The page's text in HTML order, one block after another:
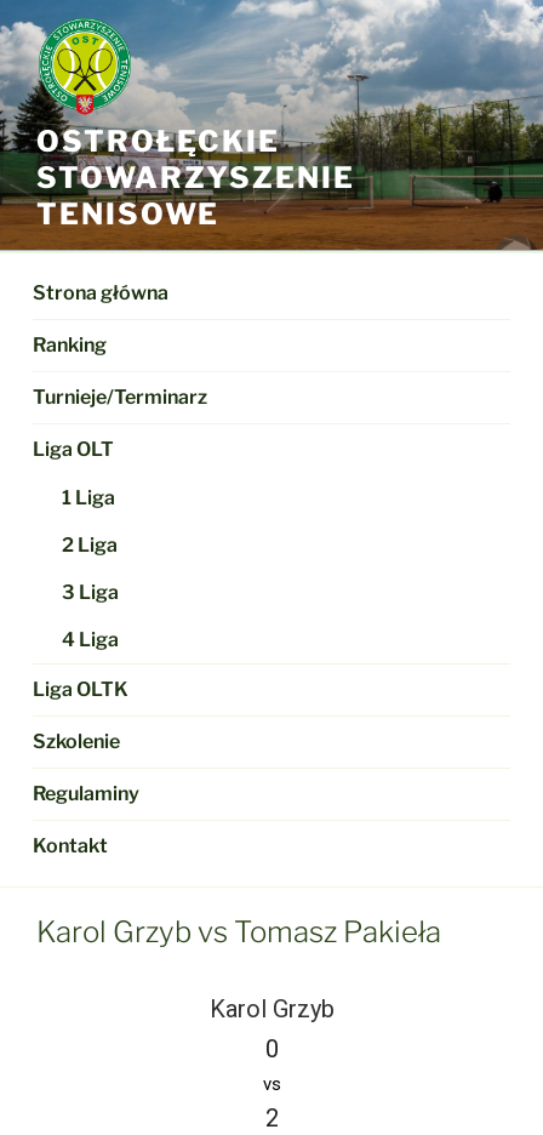
do
treści
OSTROŁĘCKIE
STOWARZYSZENIE
TENISOWE
Strona główna
Ranking
Turnieje/Terminarz
Liga OLT
1 Liga
2 Liga
3 Liga
4 Liga
Liga OLTK
Szkolenie
Regulaminy
Kontakt
Karol Grzyb vs Tomasz Pakieła
Karol Grzyb
0
vs
2